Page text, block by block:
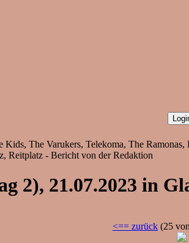
The Varukers, Telekoma, The
Reitplatz - Bericht von der Redaktion
2), 21.07.2023 in
<== zurück (25